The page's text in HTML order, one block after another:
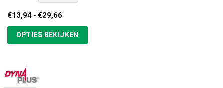
€13,94 - €29,66Prijsklasse:
tot
€29,66
OPTIES BEKIJKEN